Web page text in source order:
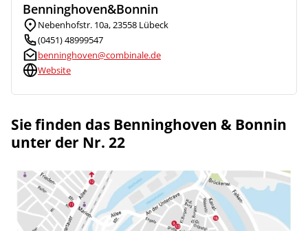
Benninghoven&Bonnin
Nebenhofstr. 10a, 23558 Lübeck
(0451) 48999547
benninghoven@combinale.de
Website
Sie finden das Benninghoven & Bonnin
unter der Nr. 22